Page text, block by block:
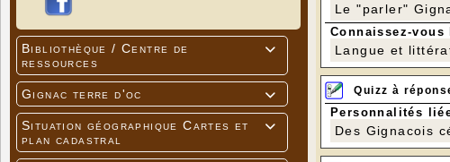

Bibliothèque / Centre de
ressources

Gignac terre d'oc

Situation géographique Cartes et
plan cadastral
Le "parler"
Connaissez-
Langue et
Quizz à
Personnalités
Des Gignacois